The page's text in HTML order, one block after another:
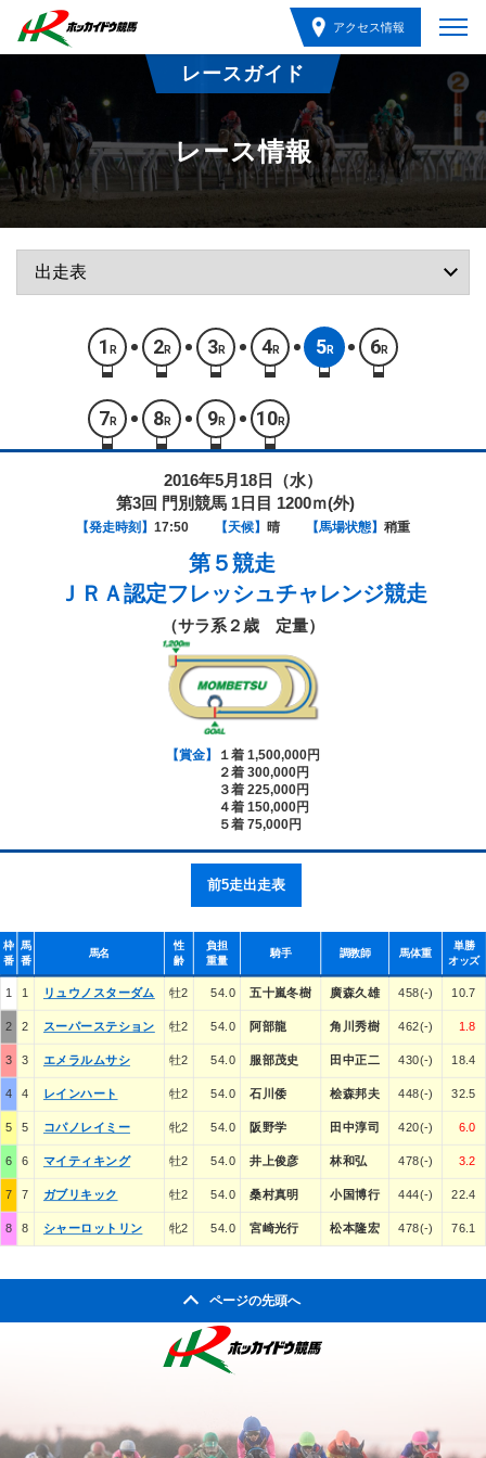
アクセス情報
レースガイド
レース情報
1 R 2R 3R 4R 5R 6R
7 R 8R 9R 10R
2016年5月18日（水）
第3回 門別競馬 1日目 1200ｍ(外)
【発走時刻】 17:50 【天候】 晴 【馬場状態】 稍重
第５競走
ＪＲＡ認定フレッシュチャレンジ競走
（サラ系２歳 定量）
【賞金】
１着 1,500,000円
２着 300,000円
３着 225,000円
４着 150,000円
５着 75,000円
前5走出走表
枠
番
馬
番
馬名
性
齢
負担
重量
騎手 調教師 馬体重
単勝
オッズ
1 1 リュウノスターダム 牡2 54.0 五十嵐冬樹 廣森久雄 458(-) 10.7
2 2 スーパーステション 牡2 54.0 阿部龍 角川秀樹 462(-) 1.8
3 3 エメラルムサシ 牡2 54.0 服部茂史 田中正二 430(-) 18.4
4 4 レインハート 牡2 54.0 石川倭 桧森邦夫 448(-) 32.5
5 5 コパノレイミー 牝2 54.0 阪野学 田中淳司 420(-) 6.0
6 6 マイティキング 牡2 54.0 井上俊彦 林和弘 478(-) 3.2
7 7 ガブリキック 牡2 54.0 桑村真明 小国博行 444(-) 22.4
8 8 シャーロットリン 牝2 54.0 宮崎光行 松本隆宏 478(-) 76.1
ページの先頭へ